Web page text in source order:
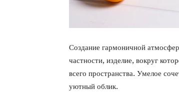
Создание гармоничной
частности, изделие, вокруг
всего пространства. Умелое
уютный облик.